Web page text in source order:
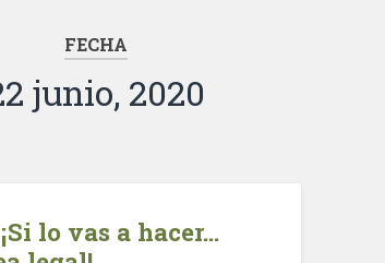
FECHA
junio, 2020
lo vas a hacer…